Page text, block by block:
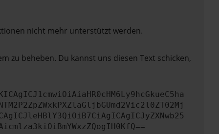
nicht mehr unterstützt werden.
zu beheben. Du kannst uns diesen Text schicken,